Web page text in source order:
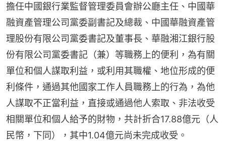
擔任中國銀行業監督管理委員會辦公廳主任、中國華
融資產管理公司黨委副書記及總裁、中國華融資產管
理股份有限公司黨委書記及董事長、華融湘江銀行股
份有限公司黨委書記（兼）等職務上的便利，為有關
單位和個人謀取利益，或利用其職權、地位形成的便
利條件，通過其他國家工作人員職務上的行為，為他
人謀取不正當利益，直接或通過他人索取、非法收受
相關單位和個人給予的財物，共計折合17.88億元（人
民幣，下同），其中1.04億元尚未完成收受。